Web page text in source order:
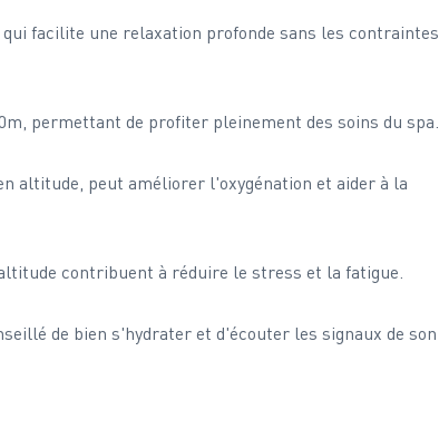
facilite une relaxation profonde sans les contraintes
permettant de profiter pleinement des soins du spa.
altitude, peut améliorer l'oxygénation et aider à la
contribuent à réduire le stress et la fatigue.
de bien s'hydrater et d'écouter les signaux de son